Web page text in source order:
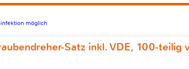
möglich
Satz inkl. VDE, 100-teilig